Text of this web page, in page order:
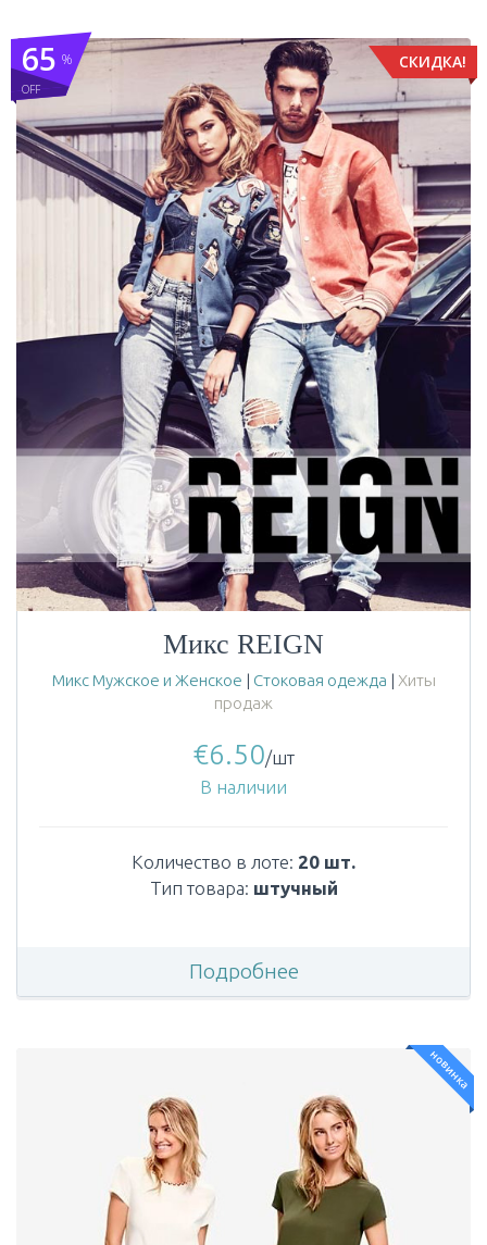
СКИДКА!
%
OFF
65
Микс REIGN
Микс Мужское и Женское | Стоковая одежда | Хиты
продаж
€6.50/шт
В наличии
Количество в лоте: 20 шт.
Тип товара: штучный
Подробнее
новинка